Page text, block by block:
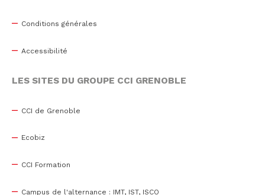
Conditions générales
Accessibilité
LES SITES DU GROUPE CCI GRENOBLE
CCI de Grenoble
Ecobiz
CCI Formation
Campus de l'alternance : IMT, IST, ISCO